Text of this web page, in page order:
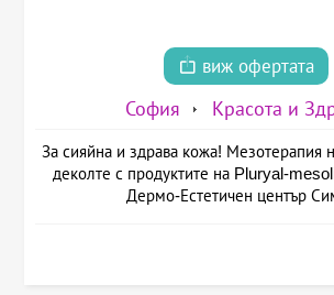
виж офертата
София Красота и
За сияйна и здрава кожа! Мезотерапия
деколте с продуктите на Pluryal-
Дермо-Естетичен център